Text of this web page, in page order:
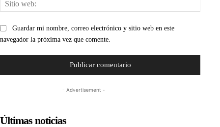
web:
Guardar mi nombre, correo electrónico y sitio web en este
navegador la próxima vez que comente.
- Advertisement -
Últimas noticias